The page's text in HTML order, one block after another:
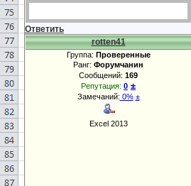
Ответить
rotten41
Группа: Проверенные
Ранг: Форумчанин
Сообщений: 169
Репутация: 0 ±
Замечаний: 0% ±
Excel 2013